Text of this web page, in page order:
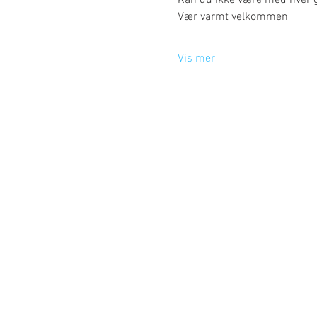
Vær varmt velkommen
Vis mer